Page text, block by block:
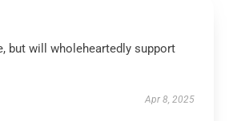
but will wholeheartedly support
Apr 8, 2025